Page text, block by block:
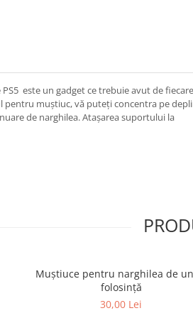
este un gadget ce trebuie avut de fiecare
muștiuc, vă puteți concentra pe
de narghilea. Atașarea suportului la
Muștiuce pentru narghilea de
folosință
30,00 Lei